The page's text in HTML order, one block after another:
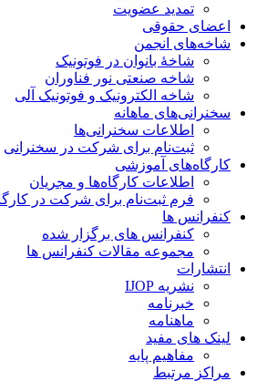
تمدید عضویت
اعضای حقوقی
شاخه‌های انجمن
شاخۀ بانوان در فوتونیک
شاخه صنعتی نور فناوران
شاخه‌ الکترونیک و فوتونیک آلی
سخنرانی‌های ماهانه
اطلاعات سخنرانی‌‌ها
ثبت‌نام برای شرکت در سخنرانی
کارگاه‌های آموزشی
اطلاعات کارگاه‌ها و مجریان
فرم ثبت‌نام برای شرکت در کارگاه
کنفرانس ها
کنفرانس های برگزار شده
مجموعه مقالات کنفرانس ها
انتشارات
نشریه IJOP
خبرنامه
ماهنامه
لینک های مفید
مفاهیم پایه
مراکز مرتبط